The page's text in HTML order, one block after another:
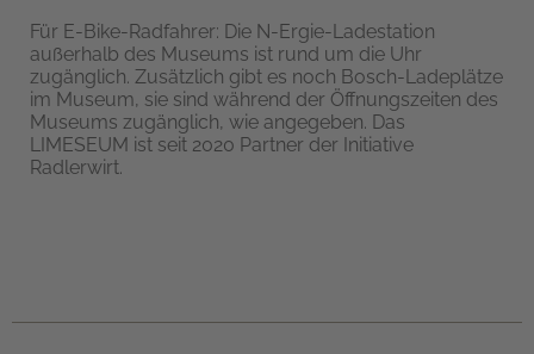
Für E-Bike-Radfahrer: Die N-Ergie-Ladestation
außerhalb des Museums ist rund um die Uhr
zugänglich. Zusätzlich gibt es noch Bosch-Ladeplätze
im Museum, sie sind während der Öffnungszeiten des
Museums zugänglich, wie angegeben. Das
LIMESEUM ist seit 2020 Partner der Initiative
Radlerwirt.